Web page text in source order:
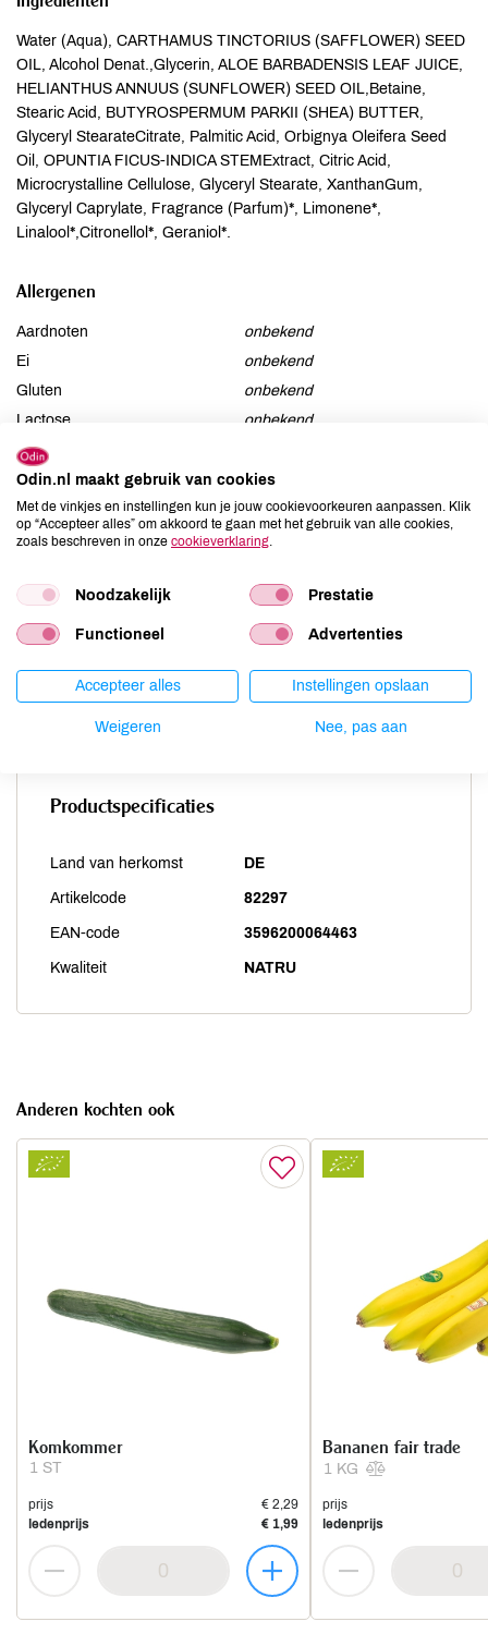
Water (Aqua), CARTHAMUS TINCTORIUS (SAFFLOWER) SEED
OIL, Alcohol Denat.,Glycerin, ALOE BARBADENSIS LEAF JUICE,
HELIANTHUS ANNUUS (SUNFLOWER) SEED OIL,Betaine,
Stearic Acid, BUTYROSPERMUM PARKII (SHEA) BUTTER,
Glyceryl StearateCitrate, Palmitic Acid, Orbignya Oleifera Seed
Oil, OPUNTIA FICUS-INDICA STEMExtract, Citric Acid,
Microcrystalline Cellulose, Glyceryl Stearate, XanthanGum,
Glyceryl Caprylate, Fragrance (Parfum)*, Limonene*,
Linalool*,Citronellol*, Geraniol*.
Allergenen
Aardnoten
onbekend
Ei
onbekend
Gluten
onbekend
Lactose
onbekend
Lupine
Mosterd
onbekend
Noten
onbekend
Schaaldieren
onbekend
Sesam
onbekend
Soja
onbekend
Vis
onbekend
Weekdieren
onbekend
Productspecificaties
Land van herkomst DE
Artikelcode 82297
EAN-code 3596200064463
Kwaliteit NATRU
Anderen kochten ook
1 ST
Komkommer
prijs
€ 2,29
ledenprijs
€ 1,99
1 KG
Bananen fair trade
prijs
ledenprijs
Odin.nl maakt gebruik van cookies
Met de vinkjes en instellingen kun je jouw cookievoorkeuren aanpassen. Klik
op “Accepteer alles” om akkoord te gaan met het gebruik van alle cookies,
zoals beschreven in onze cookieverklaring.
Noodzakelijk Prestatie
Functioneel Advertenties
Accepteer alles Instellingen opslaan
Weigeren Nee, pas aan